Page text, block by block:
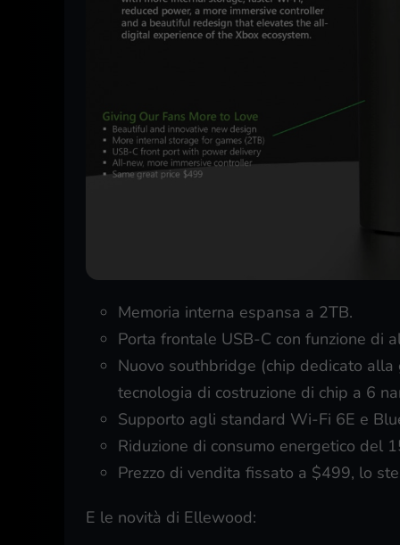
Memoria interna espansa a 2TB.
Porta frontale USB-C con funzione di
Nuovo southbridge (chip dedicato
tecnologia di costruzione di chip a 6
Supporto agli standard Wi-Fi 6E e
Riduzione di consumo energetico del
Prezzo di vendita fissato a $499, lo
E le novità di Ellewood: